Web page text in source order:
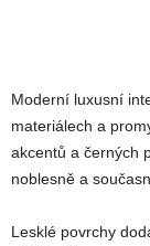
Moderní luxusní
materiálech a
akcentů a černých
noblesně a
Lesklé povrchy